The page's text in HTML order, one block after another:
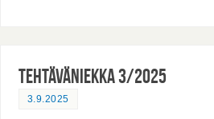
Tehtäväniekka 3/2025
3.9.2025